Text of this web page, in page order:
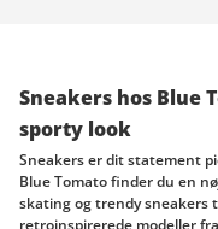
Sneakers hos Blue
sporty look
Sneakers er dit statement
Blue Tomato finder du en
skating og trendy sneakers
retroinspirerede modeller